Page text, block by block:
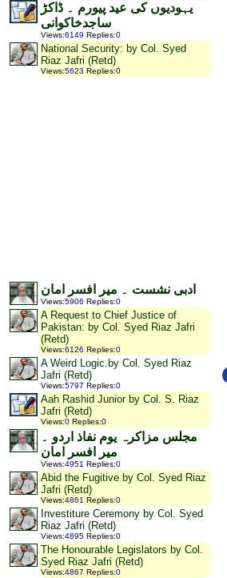
یہودیوں کی عید پیورم ۔ ڈاکڑ
ساجدخاکوانی
Views:6149 Replies:0
National Security: by Col. Syed
Riaz Jafri (Retd)
Views:5623 Replies:0
ادبی نشست ۔ میر افسر امان
Views:5906 Replies:0
A Request to Chief Justice of
Pakistan: by Col. Syed Riaz Jafri
(Retd)
Views:6126 Replies:0
A Weird Logic.by Col. Syed Riaz
Jafri (Retd)
Views:5797 Replies:0
Aah Rashid Junior by Col. S. Riaz
Jafri (Retd)
Views:0 Replies:0
مجلس مزاکرہ یوم نفاذ اردو ۔
میر افسر امان
Views:4951 Replies:0
Abid the Fugitive by Col. Syed Riaz
Jafri (Retd)
Views:4861 Replies:0
Investiture Ceremony by Col. Syed
Riaz Jafri (Retd)
Views:4895 Replies:0
The Honourable Legislators by Col.
Syed Riaz Jafri (Retd)
Views:4867 Replies:0